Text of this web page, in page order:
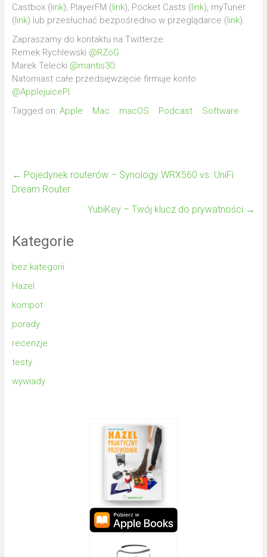
Castbox (link), PlayerFM (link), Pocket Casts (link), myTuner
(link) lub przesłuchać bezpośrednio w przeglądarce (link).
Zapraszamy do kontaktu na Twitterze:
Remek Rychlewski @RZoG.
Marek Telecki @mantis30.
Natomiast całe przedsięwzięcie firmuje konto
@ApplejuicePl.
Tagged on: Apple Mac macOS Podcast Software
← Pojedynek routerów – Synology WRX560 vs. UniFi
Dream Router
YubiKey – Twój klucz do prywatności →
Kategorie
bez kategorii
Hazel
kompot
porady
recenzje
testy
wywiady